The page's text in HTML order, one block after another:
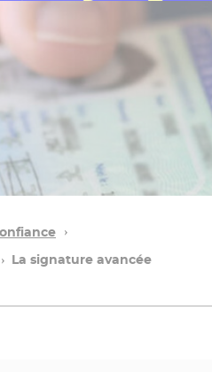
La signature avancée